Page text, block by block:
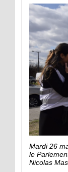
Mardi 26
le
Nicolas